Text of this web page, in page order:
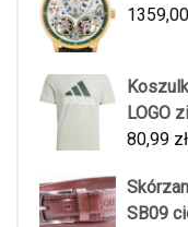
1359,00
LOGO
80,99 zł
SB09